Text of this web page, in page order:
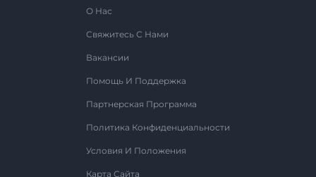
О Нас
Свяжитесь С Нами
Вакансии
Помощь И Поддержка
Партнерская Программа
Политика Конфиденциальности
Условия И Положения
Карта Сайта